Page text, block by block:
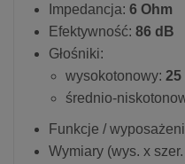
Impedancja: 6 Ohm
Efektywność: 86 dB
Głośniki:
wysokotonowy: 25
średnio-
Funkcje /
Wymiary (wys. x szer.